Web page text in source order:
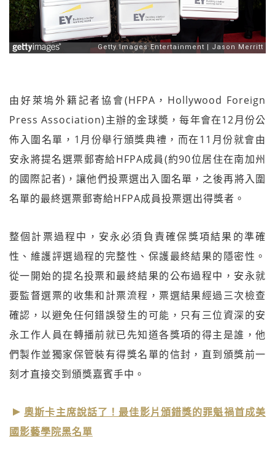
由好萊塢外籍記者協會(HFPA，Hollywood Foreign
Press Association)主辦的金球奬，每年會在12月份公
佈入圍名單，1月份舉行頒獎典禮，而在11月份就會由
安永將提名選票郵寄給HFPA成員(約90位居住在南加州
的國際記者)，讓他們投票選出入圍名單，之後再將入圍
名單的最終選票郵寄給HFPA成員投票選出得獎者。
整個計票過程中，安永必須負責確保獎項結果的準確
性、維護評選過程的完整性、保護最終結果的隱密性。
從一開始的提名投票和最終結果的公布過程中，安永就
要監督選票的收集和計票流程，票選結果經過三次檢查
確認，以避免任何錯誤發生的可能，只有三位資深的安
永工作人員在轉播前就已先知道各獎項的得主是誰，他
們製作並獨家保管裝有得獎名單的信封，直到頒獎前一
刻才直接交到頒獎嘉賓手中。
奧斯卡主席說話了！最佳影片頒錯獎的罪魁禍首成美
國影藝學院黑名單